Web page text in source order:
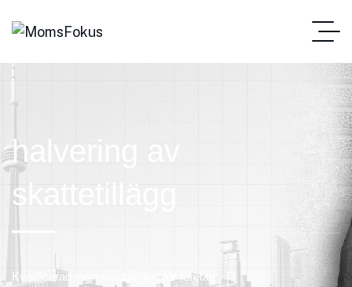
halvering av
skattetillägg
Kvalificerad momsrådgivning för företag